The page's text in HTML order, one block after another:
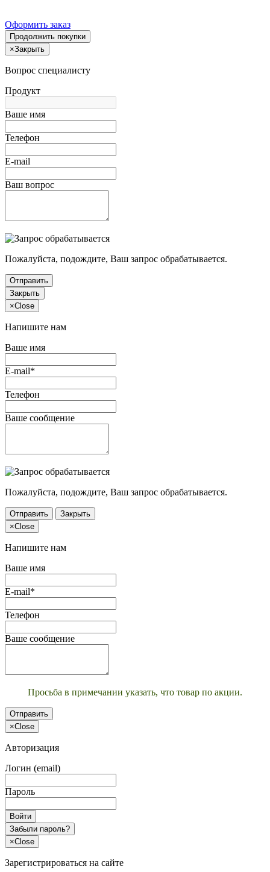
Оформить заказ
Продолжить покупки
×Закрыть
Вопрос специалисту
Продукт
Ваше имя
Телефон
E-mail
Ваш вопрос
Пожалуйста, подождите, Ваш запрос обрабатывается.
Отправить
Закрыть
×Close
Напишите нам
Ваше имя
E-mail*
Телефон
Ваше сообщение
Пожалуйста, подождите, Ваш запрос обрабатывается.
Отправить
Закрыть
×Close
Напишите нам
Ваше имя
E-mail*
Телефон
Ваше сообщение
Просьба в примечании указать, что товар по акции.
Отправить
×Close
Авторизация
Логин (email)
Пароль
Войти
Забыли пароль?
×Close
Зарегистрироваться на сайте